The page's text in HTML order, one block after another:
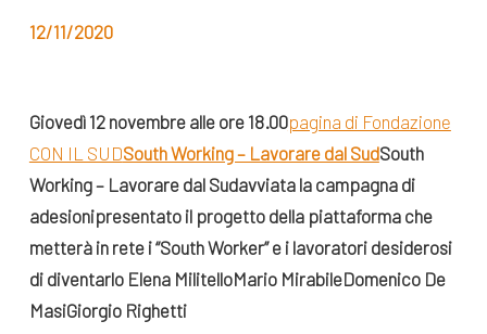
12/11/2020
Giovedì 12 novembre alle ore 18.00pagina di Fondazione
CON IL SUDSouth Working – Lavorare dal SudSouth
Working – Lavorare dal Sudavviata la campagna di
adesionipresentato il progetto della piattaforma che
metterà in rete i “South Worker” e i lavoratori desiderosi
di diventarlo Elena MilitelloMario MirabileDomenico De
MasiGiorgio Righetti
News
Seguici sui social: